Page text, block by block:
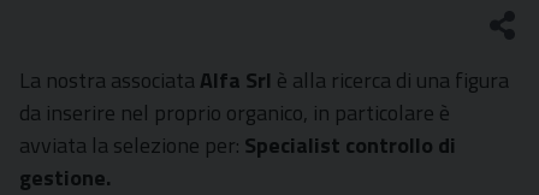
La nostra associata Alfa Srl è alla ricerca di una figura
da inserire nel proprio organico, in particolare è
avviata la selezione per: Specialist controllo di
gestione.